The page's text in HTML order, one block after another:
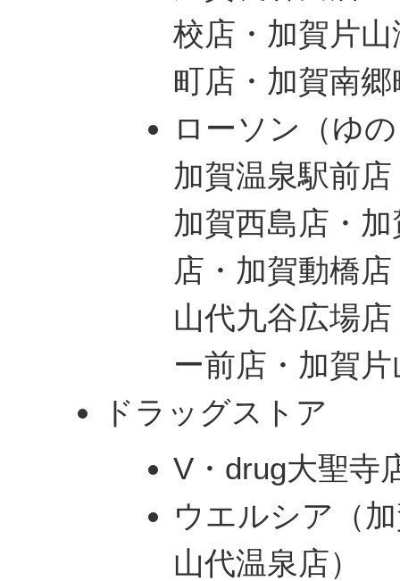
校店・加賀片
町店・加賀南
ローソン（ゆ
加賀温泉駅前
加賀西島店・
店・加賀動橋
山代九谷広場
ー前店・加賀
ドラッグストア
V・drug大聖寺
ウエルシア（
山代温泉店）